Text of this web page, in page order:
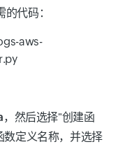
代码：
aws-
，然后选择"创建函
定义名称，并选择